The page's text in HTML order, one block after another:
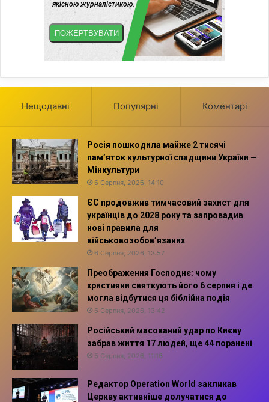
Нещодавні Популярні Коментарі
Росія пошкодила майже 2 тисячі
пам’яток культурної спадщини України —
Мінкультури
6 Серпня, 2026, 14:10
ЄС продовжив тимчасовий захист для
українців до 2028 року та запровадив
нові правила для
військовозобов’язаних
6 Серпня, 2026, 13:57
Преображення Господнє: чому
християни святкують його 6 серпня і де
могла відбутися ця біблійна подія
6 Серпня, 2026, 13:42
Російський масований удар по Києву
забрав життя 17 людей, ще 44 поранені
5 Серпня, 2026, 11:16
Редактор Operation World закликав
Церкву активніше долучатися до